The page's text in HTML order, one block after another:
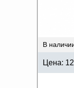
В
Цена: